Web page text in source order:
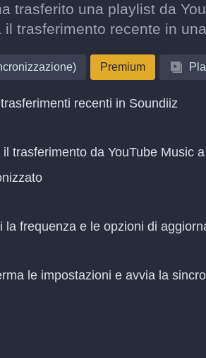
trasferito una playlist da
il trasferimento recente in
Premium
recenti in Soundiiz
il trasferimento da YouTube Music
la frequenza e le opzioni di
le impostazioni e avvia la